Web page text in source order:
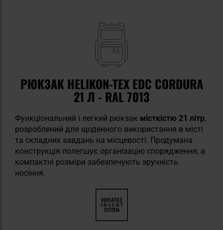
РЮКЗАК HELIKON-TEX EDC CORDURA
21 Л - RAL 7013
Функціональний і легкий рюкзак місткістю 21 літр,
розроблений для щоденного використання в місті
та складних завдань на місцевості. Продумана
конструкція полегшує організацію спорядження, а
компактні розміри забезпечують зручність
носіння.